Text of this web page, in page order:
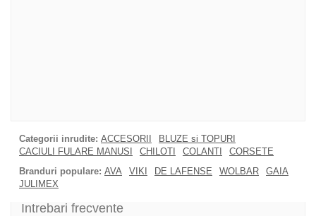
Categorii inrudite: ACCESORII
BLUZE si TOPURI
CACIULI FULARE MANUSI
CHILOTI COLANTI
CORSETE
Branduri populare: AVA VIKI DE LAFENSE WOLBAR
GAIA
JULIMEX
Intrebari frecvente